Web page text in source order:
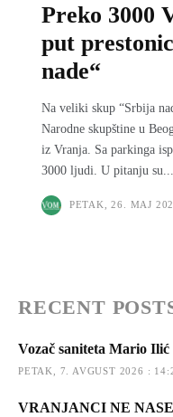
Preko 3000
put
nade“
Na veliki skup “Srbija
Narodne skupštine u
iz Vranja. Sa parkinga
3000 ljudi. U pitanju su...
PETAK, 26. MAJ
RECENT
Vozač saniteta Mario
PETAK, 7. AVGUST 2026 :
VRANJANCI NE